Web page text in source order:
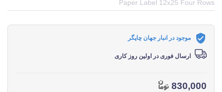
Paper Label 12x25 Four Rows
موجود در انبار جهان چاپگر
ارسال فوری در اولین روز کاری
830,000